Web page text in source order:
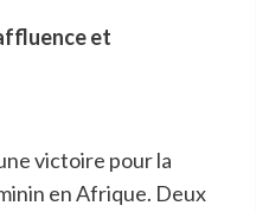
et
victoire pour la
en Afrique. Deux